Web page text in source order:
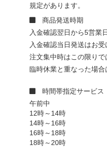
規定があります。
商品発送時期
入金確認翌日から5営業
入金確認当日発送はお受
注文集中時はこの限りで
臨時休業と重なった場合
時間帯指定サービス
午前中
12時～14時
14時～16時
16時～18時
18時～20時